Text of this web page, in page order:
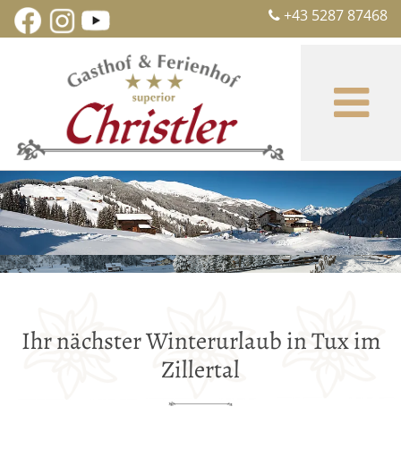
 +43 5287 87468
Ihr nächster Winterurlaub in Tux im
Zillertal